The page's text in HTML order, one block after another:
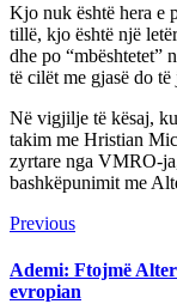
Kjo nuk është hera e
tillë, kjo është një
dhe po “mbështetet”
të cilët me gjasë do
Në vigjilje të kësaj,
takim me Hristian
zyrtare nga VMRO-
bashkëpunimit me
Continue
Reading
PreviousPrevious
Ademi: Ftojmë
evropian